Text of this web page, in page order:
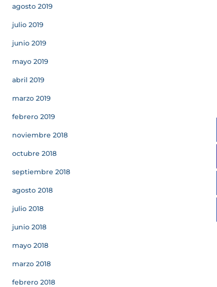
agosto 2019
julio 2019
junio 2019
mayo 2019
abril 2019
marzo 2019
febrero 2019
noviembre 2018
octubre 2018
septiembre 2018
agosto 2018
julio 2018
junio 2018
mayo 2018
marzo 2018
febrero 2018